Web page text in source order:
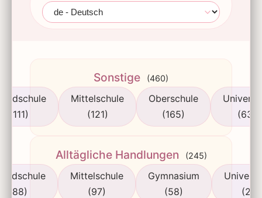
Sonstige (460)
(111)
Mittelschule
(121)
Oberschule
(165)
(63)
Alltägliche Handlungen (245)
(88)
Mittelschule
(97)
Gymnasium
(58)
(2)